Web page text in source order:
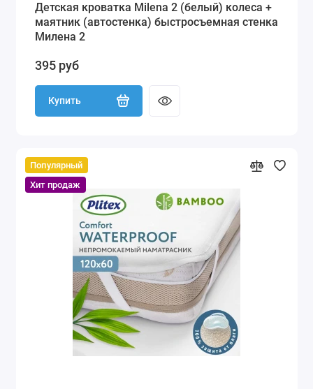
Детская кроватка Milena 2 (белый) колеса +
маятник (автостенка) быстросъемная стенка
Милена 2
395 руб
Купить
Популярный
Хит продаж